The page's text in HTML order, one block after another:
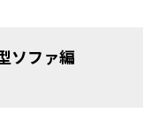
ソファ編